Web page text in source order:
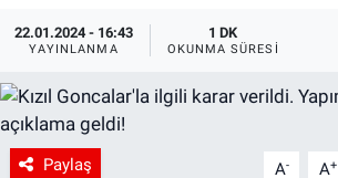
22.01.2024 - 16:43
YAYINLANMA
1 DK
OKUNMA SÜRESI
Paylaş A- A+